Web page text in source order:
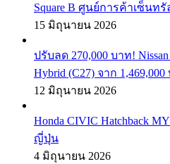
Square B ศูนย์การค้าเซ็นท
15 มิถุนายน 2026
ปรับลด 270,000 บาท! Nissan
Hybrid (C27) จาก
12 มิถุนายน 2026
Honda CIVIC Hatchback
ญี่ปุ่น
4 มิถุนายน 2026